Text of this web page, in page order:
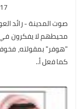
صوت المدينة - رائد
محيطهم لا يفكرون
"هوفر" بمقولته،
كما فعل أ..